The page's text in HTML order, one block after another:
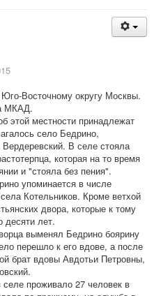
Восточному округу Москвы.
МКАД.
этой местности принадлежат
село Бедрино,
В селе стояла
которая на то время
и "стояла без пения".
упоминается в числе
Котельников. Кроме ветхой
двора, которые к тому
десяти лет.
выменял Бедрино боярину
перешло к его вдове, а после
брат вдовы Авдотьи Петровны,
проживало 27 человек в